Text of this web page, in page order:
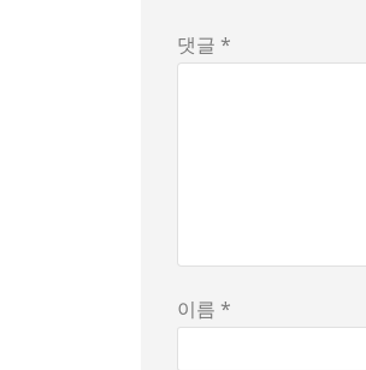
결론적으로 이 한 접시
댓글 *
이름 *